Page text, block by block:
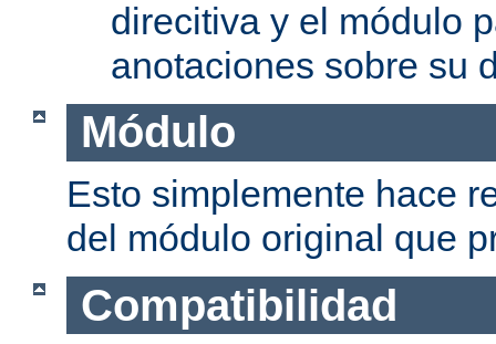
direcitiva y el módulo
anotaciones sobre su
Módulo
Esto simplemente hace
del módulo original que
Compatibilidad